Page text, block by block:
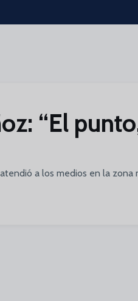
“El
a los medios en la